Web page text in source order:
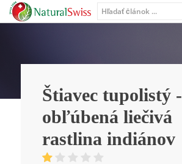
Štiavec tupolistý -
obľúbená liečivá
rastlina indiánov